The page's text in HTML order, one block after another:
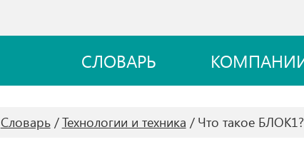
СЛОВАРЬ
Словарь Технологии и техника Что такое БЛОК1?